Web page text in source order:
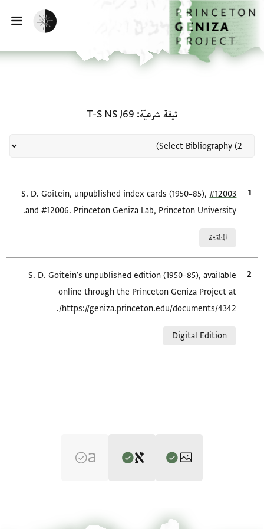
إلى المحتوى الرئيسي
الرئيسية
تفعيل الوضع المظلم
ثيقة شرعيّة T-S NS J69
الاقتباس المرجعيS. D. Goitein, unpublished index cards (1950–85),#12003
and#12006 . Princeton Geniza Lab, Princeton University.
المناقشة
الاقتباس المرجعي
S. D. Goitein's unpublished edition (1950–85), available
online through the Princeton Geniza Project at
https://geniza.princeton.edu/documents/4342/
.
Digital Edition
S. D. Goitein's unpublished edition (1950–85).